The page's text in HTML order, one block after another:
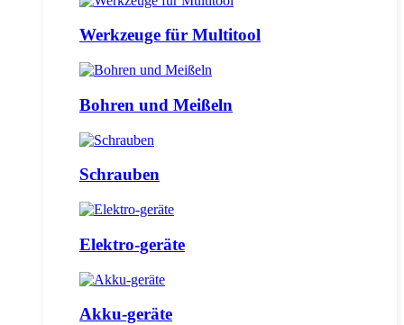
Werkzeuge für Multitool
Bohren und Meißeln
Schrauben
Elektro-geräte
Akku-geräte